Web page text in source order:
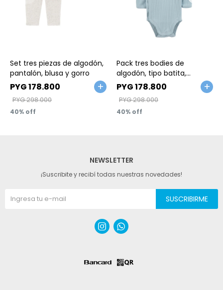
Set tres piezas de algodón,
pantalón, blusa y gorro
PYG178.800
PYG298.000
40
Pack tres bodies de
algodón, tipo batita,
manga larga
PYG178.800
PYG298.000
40
NEWSLETTER
¡Suscribite y recibí todas nuestras novedades!
SUSCRIBIRME
 